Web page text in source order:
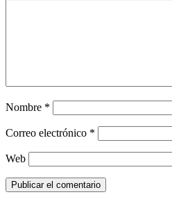
Nombre *
Correo electrónico *
Web